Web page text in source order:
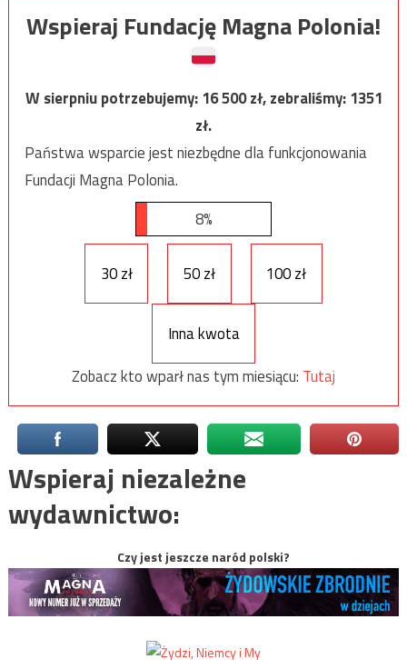
Wspieraj Fundację Magna Polonia!
W sierpniu potrzebujemy:16 500zł, zebraliśmy:1351
zł.
Państwa wsparcie jest niezbędne dla funkcjonowania
Fundacji Magna Polonia.
8%
30 zł 50 zł 100 zł
Inna kwota
Zobacz kto wparł nas tym miesiącu: Tutaj
Wspieraj niezależne
wydawnictwo:
Czy jest jeszcze naród polski?